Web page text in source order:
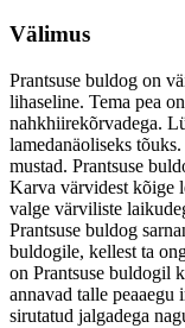
Välimus
Prantsuse buldog on
lihaseline. Tema pea
nahkhiirekõrvadega.
lamedanäoliseks
mustad. Prantsuse
Karva värvidest kõige
valge värviliste
Prantsuse buldog
buldogile, kellest ta
on Prantsuse buldogil
annavad talle peaaegu
sirutatud jalgadega